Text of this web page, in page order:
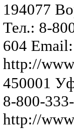
194077
Тел.: 8-
604
http://
450001
8-800-
http://